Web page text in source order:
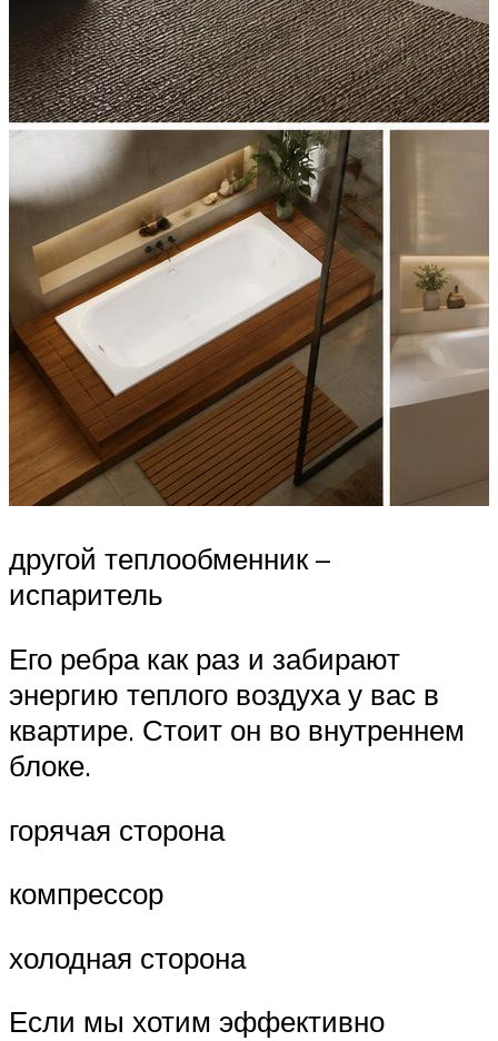
другой теплообменник –
испаритель
Его ребра как раз и забирают
энергию теплого воздуха у вас в
квартире. Стоит он во внутреннем
блоке.
горячая сторона
компрессор
холодная сторона
Если мы хотим эффективно